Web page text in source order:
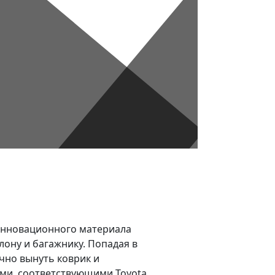
материала
и багажнику. Попадая в
вынуть коврик и